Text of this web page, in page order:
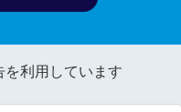
利用しています